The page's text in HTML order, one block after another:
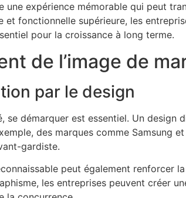
une expérience mémorable qui peut
et fonctionnelle supérieure, les
pour la croissance à long terme.
de l’image de
par le design
se démarquer est essentiel. Un
des marques comme Samsung
gardiste.
peut également renforcer
les entreprises peuvent créer